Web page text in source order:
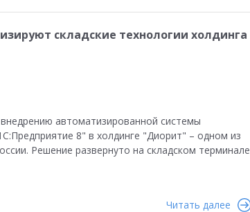
складские технологии холдинга
автоматизированной системы
8" в холдинге "Диорит" – одном из
Решение развернуто на складском терминале
Читать далее